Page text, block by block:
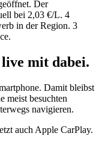
Der
bei 2,03 €/L. 4
in der Region. 3
mit dabei.
Damit bleibst
meist besuchten
navigieren.
auch Apple CarPlay.